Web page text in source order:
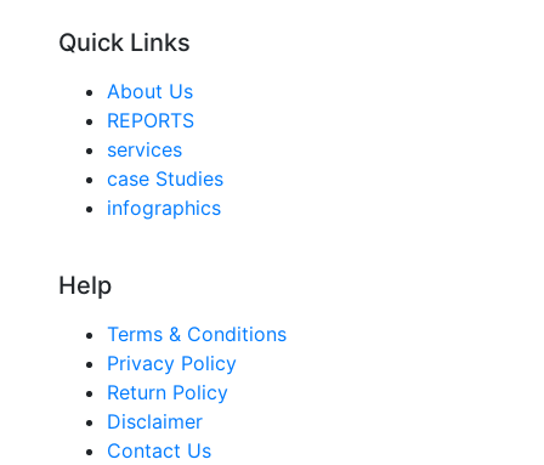
Quick Links
About Us
REPORTS
services
case Studies
infographics
Help
Terms & Conditions
Privacy Policy
Return Policy
Disclaimer
Contact Us